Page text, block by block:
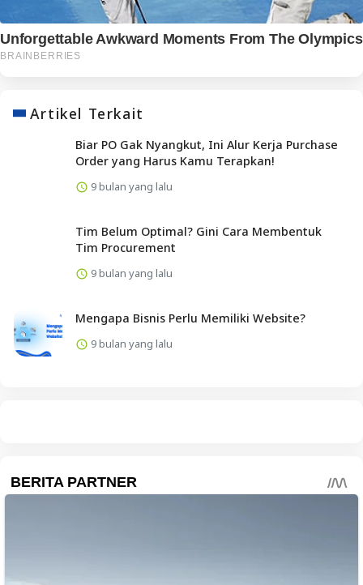
Artikel Terkait
Biar PO Gak Nyangkut, Ini Alur Kerja Purchase
Order yang Harus Kamu Terapkan!
9 bulan yang lalu
Tim Belum Optimal? Gini Cara Membentuk
Tim Procurement
9 bulan yang lalu
Mengapa Bisnis Perlu Memiliki Website?
9 bulan yang lalu